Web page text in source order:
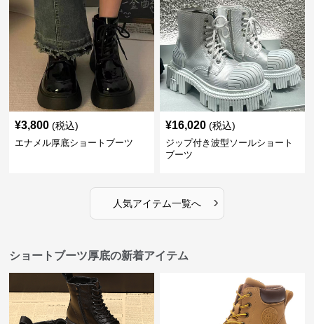
¥3,800 (税込)
エナメル厚底ショートブーツ
¥16,020 (税込)
ジップ付き波型ソールショート
ブーツ
人気アイテム一覧へ ›
ショートブーツ厚底の新着アイテム